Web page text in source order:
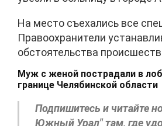
На место съехались все
Правоохранители
обстоятельства
Муж с женой пострадали в
границе Челябинской области
Подпишитесь и читайте
Южный Урал" там, где